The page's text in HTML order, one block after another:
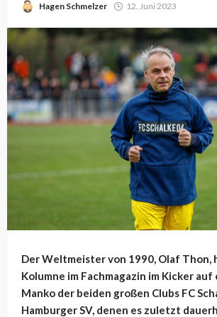
Hagen Schmelzer 12. Juni 2023
Der Weltmeister von 1990, Olaf Thon,
Kolumne im Fachmagazin im Kicker auf
Manko der beiden großen Clubs FC
Hamburger SV, denen es zuletzt